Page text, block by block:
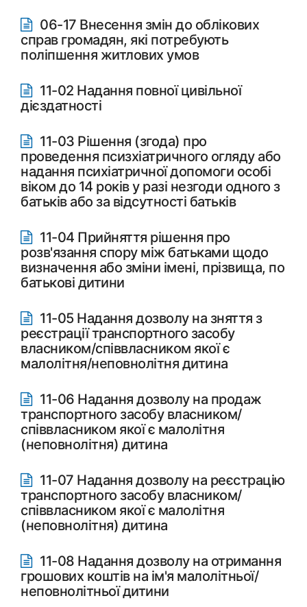
06-17 Внесення змін до облікових
справ громадян, які потребують
поліпшення житлових умов
11-02 Надання повної цивільної
дієздатності
11-03 Рішення (згода) про
проведення псизхіатричного огляду або
надання психіатричної допомоги особі
віком до 14 років у разі незгоди одного з
батьків або за відсутності батьків
11-04 Прийняття рішення про
розв'язання спору між батьками щодо
визначення або зміни імені, прізвища, по
батькові дитини
11-05 Надання дозволу на зняття з
реєстрації транспортного засобу
власником/співвласником якої є
малолітня/неповнолітня дитина
11-06 Надання дозволу на продаж
транспортного засобу власником/
співвласником якої є малолітня
(неповнолітня) дитина
11-07 Надання дозволу на реєстрацію
транспортного засобу власником/
співвласником якої є малолітня
(неповнолітня) дитина
11-08 Надання дозволу на отримання
грошових коштів на ім'я малолітньої/
неповнолітньої дитини